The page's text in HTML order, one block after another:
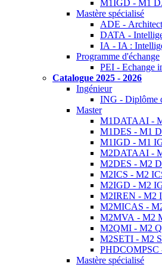
M1IGD - M1
Mastère spécialisé
ADE -
DATA -
IA - IA :
Programme d'échange
PEI - Echange
Catalogue 2025 - 2026
Ingénieur
ING - Diplôme
Master
M1DATAAI -
M1DES - M1
M1IGD - M1
M2DATAAI -
M2DES - M2
M2ICS - M2
M2IGD - M2
M2IREN - M2
M2MICAS -
M2MVA - M2
M2QMI - M2
M2SETI - M2
PHDCOMPSC
Mastère spécialisé